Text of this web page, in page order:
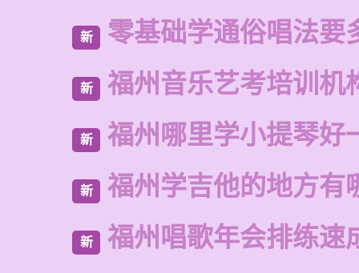
新 零基础学通俗唱法要
新 福州音乐艺考培训机
新 福州哪里学小提琴好
新 福州学吉他的地方有
新 福州唱歌年会排练速